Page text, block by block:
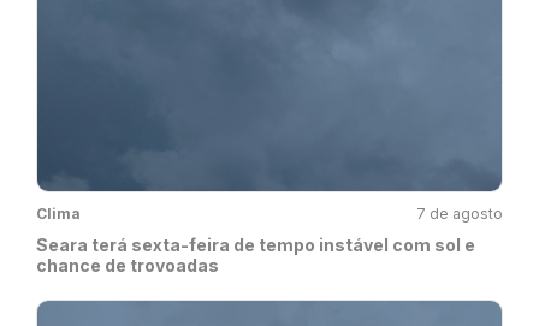
Clima 7 de agosto
Seara terá sexta-feira de tempo instável com sol e
chance de trovoadas